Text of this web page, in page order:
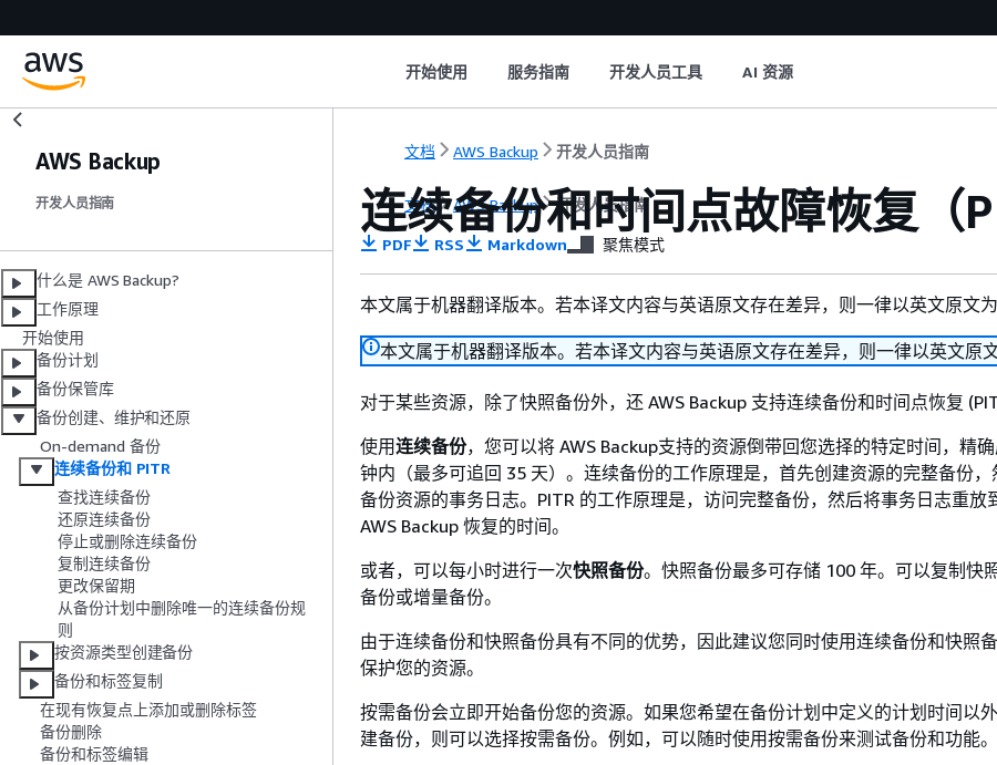
开始使用 服务指南 开发人员工具 AI 资源
AWS Backup
开发人员指南
什么是 AWS Backup?
工作原理
开始使用
备份计划
备份保管库
备份创建、维护和还原
On-demand 备份
连续备份和 PITR
查找连续备份
还原连续备份
停止或删除连续备份
复制连续备份
更改保留期
从备份计划中删除唯一的连续备份规
则
按资源类型创建备份
备份和标签复制
在现有恢复点上添加或删除标签
备份删除
备份和标签编辑
文档 AWS Backup 开发人员指南
文档 AWS Backup 开发人员指南
连续备份和时间点故障恢复（
PDF RSS Markdown 聚焦模式
本文属于机器翻译版本。若本译文内容与英语原文存在差异，则一律以英文原文为
本文属于机器翻译版本。若本译文内容与英语原文存在差异，则一律以英文原文
对于某些资源，除了快照备份外，还 AWS Backup 支持连续备份和时间点恢复
使用连续备份，您可以将 AWS Backup支持的资源倒带回您选择的特定时间，精
钟内（最多可追回 35 天）。连续备份的工作原理是，首先创建资源的完整备份，
备份资源的事务日志。PITR 的工作原理是，访问完整备份，然后将事务日志重放
AWS Backup 恢复的时间。
或者，可以每小时进行一次快照备份。快照备份最多可存储 100 年。可以复制快
备份或增量备份。
由于连续备份和快照备份具有不同的优势，因此建议您同时使用连续备份和快照
保护您的资源。
按需备份会立即开始备份您的资源。如果您希望在备份计划中定义的计划时间以
建备份，则可以选择按需备份。例如，可以随时使用按需备份来测试备份和功能。